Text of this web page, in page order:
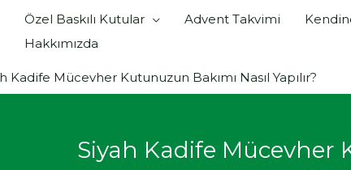
Özel Baskılı Kutular Advent Takvimi
Hakkımızda
Kadife Mücevher Kutunuzun Bakımı Nasıl Yapılır?
Siyah Kadife Mücevher